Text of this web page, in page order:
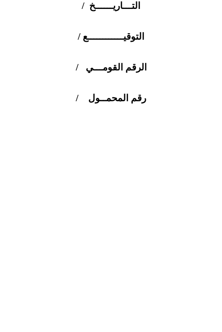
التـــاريــــــخ /
التوقيــــــــــــع /
الرقم القومـــي /
رقم المحمــول /